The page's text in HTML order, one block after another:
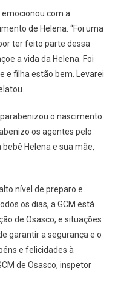
emocionou com a
de Helena. “Foi uma
ter feito parte dessa
a vida da Helena. Foi
e filha estão bem. Levarei
o nascimento
os agentes pelo
Helena e sua mãe,
nível de preparo e
os dias, a GCM está
de Osasco, e situações
garantir a segurança e o
e felicidades à
de Osasco, inspetor